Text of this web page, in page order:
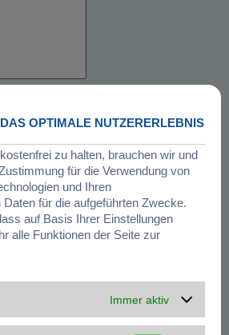
OPTIMALE NUTZERERLEBNIS
zu halten, brauchen wir und
für die Verwendung von
und Ihren
für die aufgeführten Zwecke.
auf Basis Ihrer Einstellungen
alle Funktionen der Seite zur
Immer aktiv